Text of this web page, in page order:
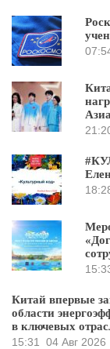
Китай впервые
области
в ключевых
15:31
04 Авг 2026